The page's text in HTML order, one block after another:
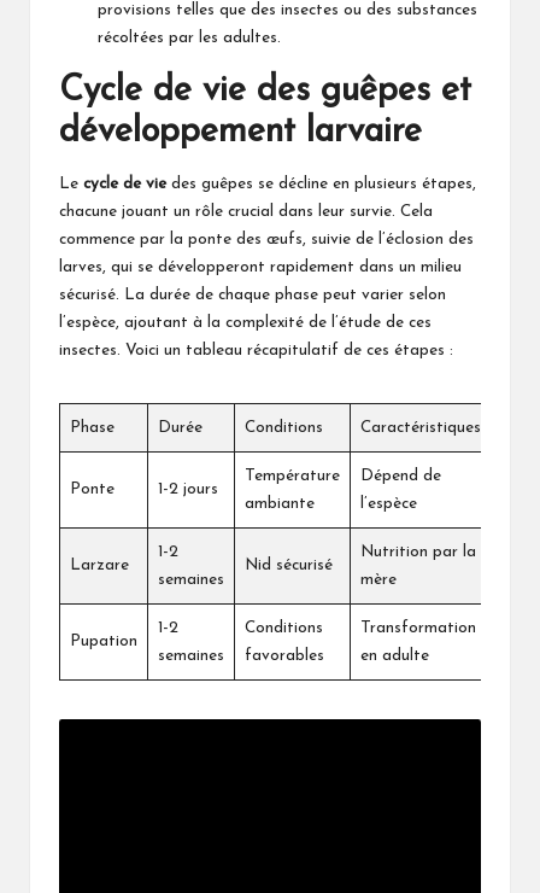
provisions telles que des insectes ou des substances
récoltées par les adultes.
Cycle de vie des guêpes et
développement larvaire
Le cycle de viedes guêpes se décline en plusieurs étapes,
chacune jouant un rôle crucial dans leur survie. Cela
commence par la ponte des œufs, suivie de l’éclosion des
larves, qui se développeront rapidement dans un milieu
sécurisé. La durée de chaque phase peut varier selon
l’espèce, ajoutant à la complexité de l’étude de ces
insectes. Voici un tableau récapitulatif de ces étapes :
Phase Durée Conditions Caractéristiques
Ponte 1-2 jours
Température
ambiante
Dépend de
l’espèce
Larzare
1-2
semaines
Nid sécurisé
Nutrition par la
mère
Pupation
1-2
semaines
Conditions
favorables
Transformation
en adulte